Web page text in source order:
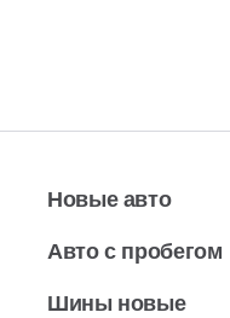
Новые авто
Авто с пробегом
Шины новые